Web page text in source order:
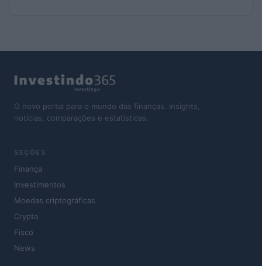
O novo portal para o mundo das finanças. Insights,
notícias, comparações e estatísticas.
SEÇÕES
Finança
Investimentos
Moedas criptográficas
Crypto
Fisco
News